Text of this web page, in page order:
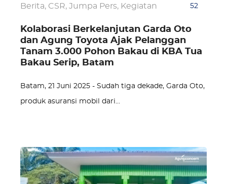
Berita, CSR, Jumpa Pers, Kegiatan 52
Kolaborasi Berkelanjutan Garda Oto
dan Agung Toyota Ajak Pelanggan
Tanam 3.000 Pohon Bakau di KBA Tua
Bakau Serip, Batam
Batam, 21 Juni 2025 - Sudah tiga dekade, Garda Oto,
produk asuransi mobil dari…